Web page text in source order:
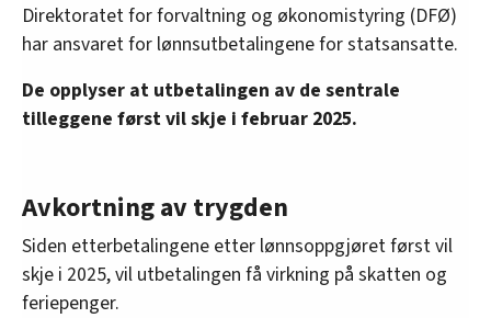
Direktoratet for forvaltning og økonomistyring (DFØ)
har ansvaret for lønnsutbetalingene for statsansatte.
De opplyser at utbetalingen av de sentrale
tilleggene først vil skje i februar 2025.
Avkortning av trygden
Siden etterbetalingene etter lønnsoppgjøret først vil
skje i 2025, vil utbetalingen få virkning på skatten og
feriepenger.